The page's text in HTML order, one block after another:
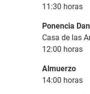
11:30 horas
Ponencia
Casa de las
12:00 horas
Almuerzo
14:00 horas